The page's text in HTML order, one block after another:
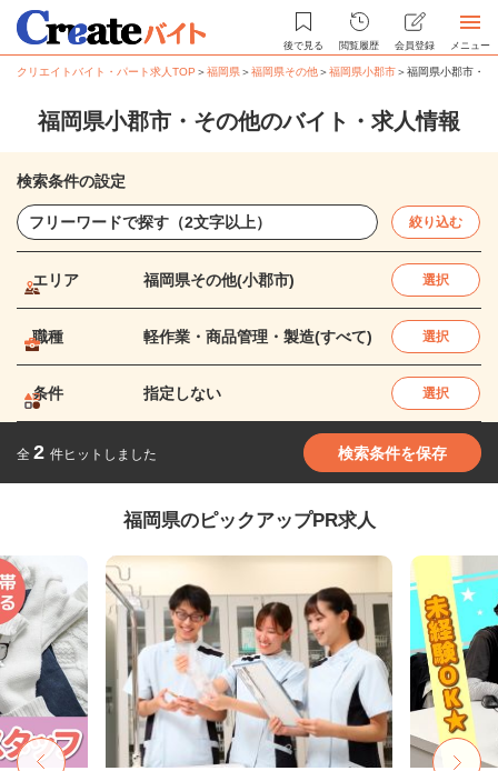
後で見る 閲覧履歴 会員登録 メニュー
クリエイトバイト・パート求人TOP ＞福岡県＞福岡県その他＞福岡県小郡市＞福岡県小郡市・
福岡県小郡市・その他のバイト・求人情報
検索条件の設定
絞り込む
エリア 福岡県その他(小郡市) 選択
職種 軽作業・商品管理・製造(すべて) 選択
条件 指定しない 選択
全 2 件ヒットしました 検索条件を保存
福岡県のピックアップPR求人